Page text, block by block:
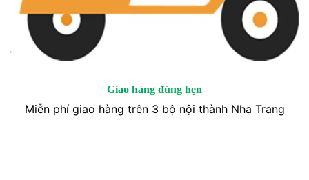
Giao hàng đúng hẹn
Miễn phí giao hàng trên 3 bộ nội thành Nha Trang